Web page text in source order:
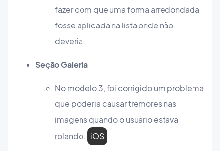
fazer com que uma forma arredondada
fosse aplicada na lista onde não
deveria.
Seção Galeria
No modelo 3, foi corrigido um problema
que poderia causar tremores nas
imagens quando o usuário estava
rolando. iOS